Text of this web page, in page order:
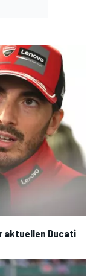
aktuellen Ducati